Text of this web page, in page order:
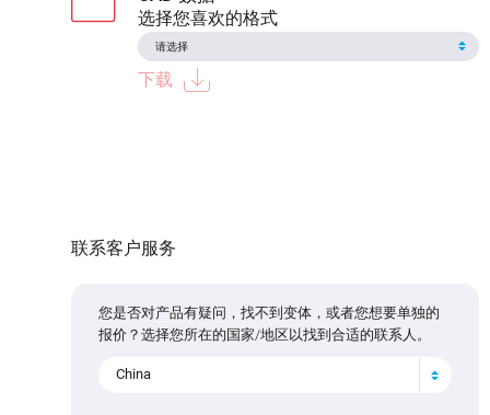
选择您喜欢的格式
下载
联系客户服务
您是否对产品有疑问，找不到变体，或者您想要单独的
报价？选择您所在的国家/地区以找到合适的联系人。
China